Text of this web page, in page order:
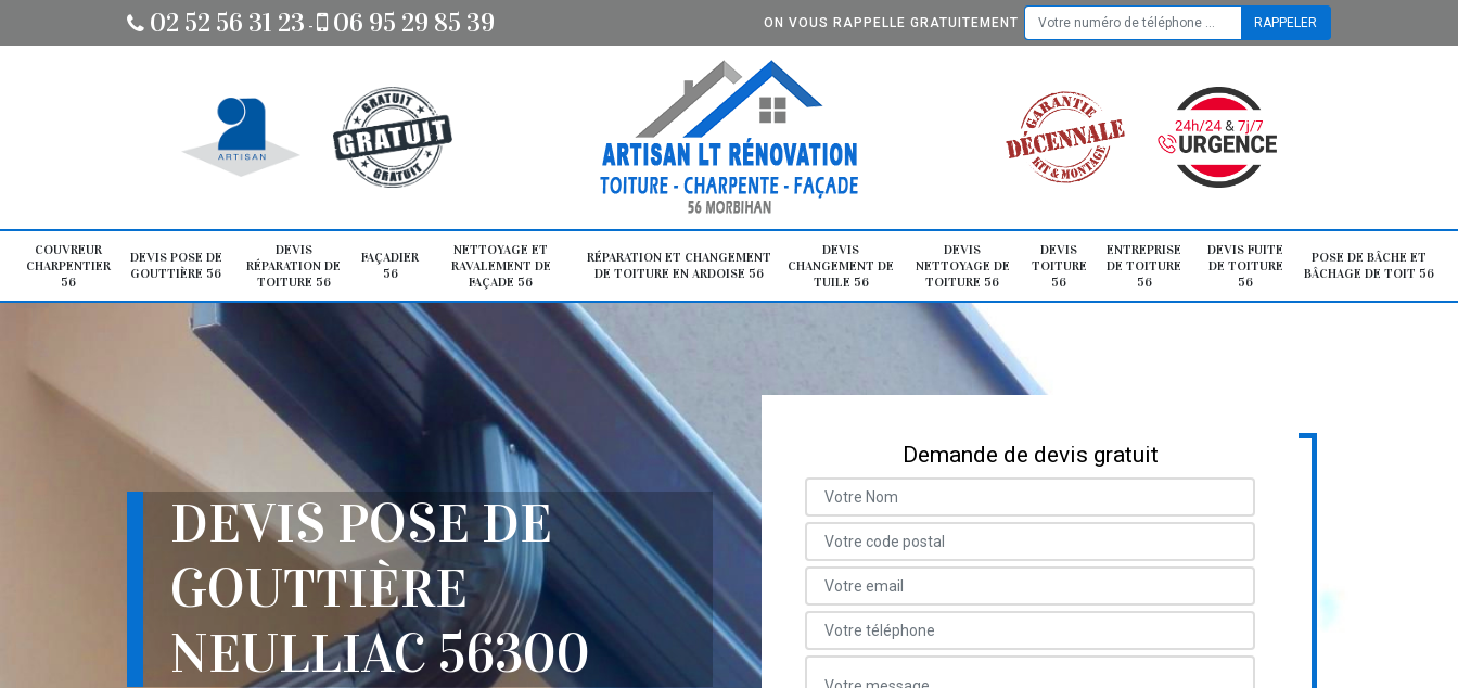
02 52 56 31 23 - 06 95 29 85 39 ON VOUS RAPPELLE GRATUITEMENT
COUVREUR
CHARPENTIER
56
DEVIS POSE DE
GOUTTIÈRE 56
DEVIS
RÉPARATION DE
TOITURE 56
FAÇADIER
56
NETTOYAGE ET
RAVALEMENT DE
FAÇADE 56
RÉPARATION ET CHANGEMENT
DE TOITURE EN ARDOISE 56
DEVIS
CHANGEMENT DE
TUILE 56
DEVIS
NETTOYAGE DE
TOITURE 56
DEVIS
TOITURE
56
ENTREPRISE
DE TOITURE
56
DEVIS FUITE
DE TOITURE
56
POSE DE BÂCHE ET
BÂCHAGE DE TOIT 56
DEVIS POSE DE
GOUTTIÈRE
NEULLIAC 56300
Demande de devis gratuit